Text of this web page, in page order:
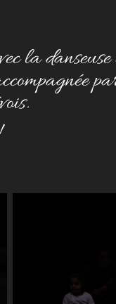
la danseuse